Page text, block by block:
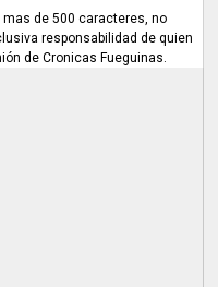
de 500 caracteres, no
responsabilidad de quien
de Cronicas Fueguinas.